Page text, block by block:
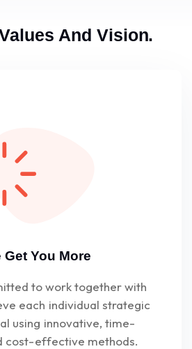
And Vision.
Get You More
to work together with
each individual strategic
using innovative, time-
cost-effective methods.